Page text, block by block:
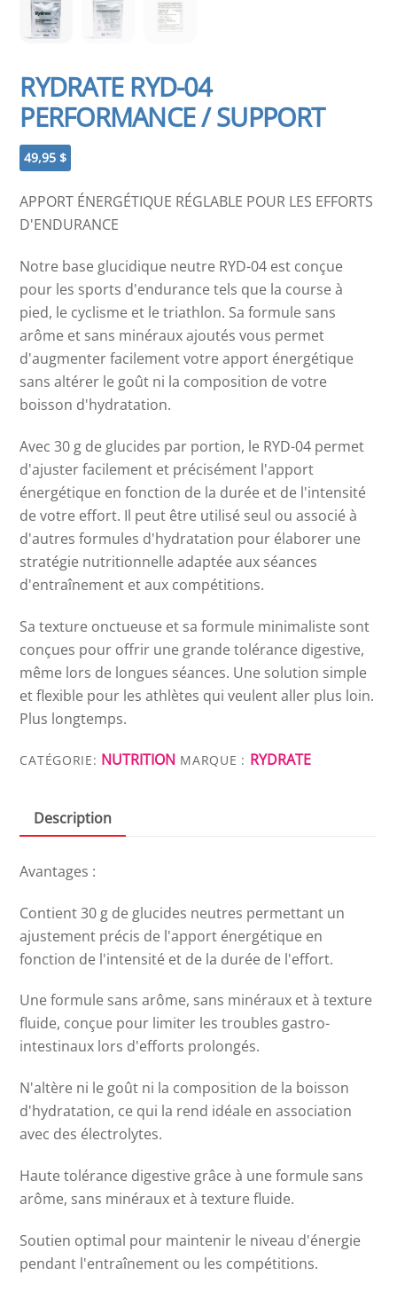
RYDRATE RYD-04
PERFORMANCE / SUPPORT
49,95 $
APPORT ÉNERGÉTIQUE RÉGLABLE POUR LES EFFORTS
D'ENDURANCE
Notre base glucidique neutre RYD-04 est conçue
pour les sports d'endurance tels que la course à
pied, le cyclisme et le triathlon. Sa formule sans
arôme et sans minéraux ajoutés vous permet
d'augmenter facilement votre apport énergétique
sans altérer le goût ni la composition de votre
boisson d'hydratation.
Avec 30 g de glucides par portion, le RYD-04 permet
d'ajuster facilement et précisément l'apport
énergétique en fonction de la durée et de l'intensité
de votre effort. Il peut être utilisé seul ou associé à
d'autres formules d'hydratation pour élaborer une
stratégie nutritionnelle adaptée aux séances
d'entraînement et aux compétitions.
Sa texture onctueuse et sa formule minimaliste sont
conçues pour offrir une grande tolérance digestive,
même lors de longues séances. Une solution simple
et flexible pour les athlètes qui veulent aller plus loin.
Plus longtemps.
CATÉGORIE: NUTRITION MARQUE : RYDRATE
Description
Avantages :
Contient 30 g de glucides neutres permettant un
ajustement précis de l'apport énergétique en
fonction de l'intensité et de la durée de l'effort.
Une formule sans arôme, sans minéraux et à texture
fluide, conçue pour limiter les troubles gastro-
intestinaux lors d'efforts prolongés.
N'altère ni le goût ni la composition de la boisson
d'hydratation, ce qui la rend idéale en association
avec des électrolytes.
Haute tolérance digestive grâce à une formule sans
arôme, sans minéraux et à texture fluide.
Soutien optimal pour maintenir le niveau d'énergie
pendant l'entraînement ou les compétitions.